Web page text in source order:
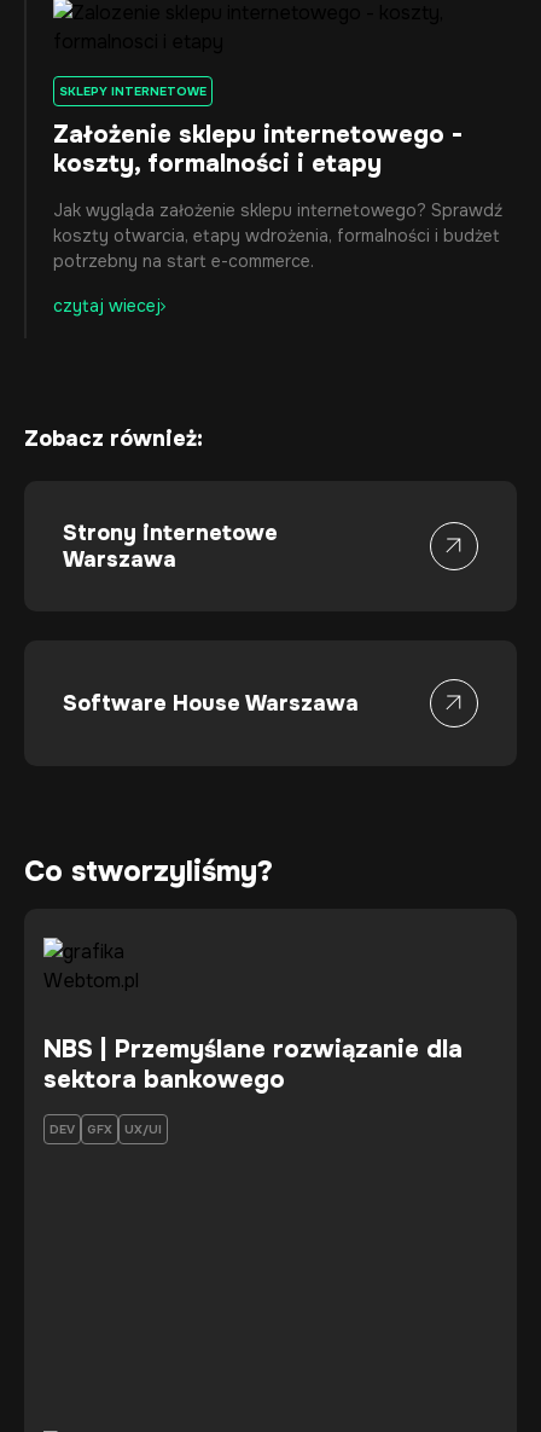
SKLEPY INTERNETOWE
Założenie sklepu internetowego -
koszty, formalności i etapy
Jak wygląda założenie sklepu internetowego? Sprawdź
koszty otwarcia, etapy wdrożenia, formalności i budżet
potrzebny na start e-commerce.
czytaj wiecej
Zobacz również:
Strony internetowe
Warszawa
Software House Warszawa
Co stworzyliśmy?
NBS | Przemyślane rozwiązanie dla
sektora bankowego
DEV GFX UX/UI